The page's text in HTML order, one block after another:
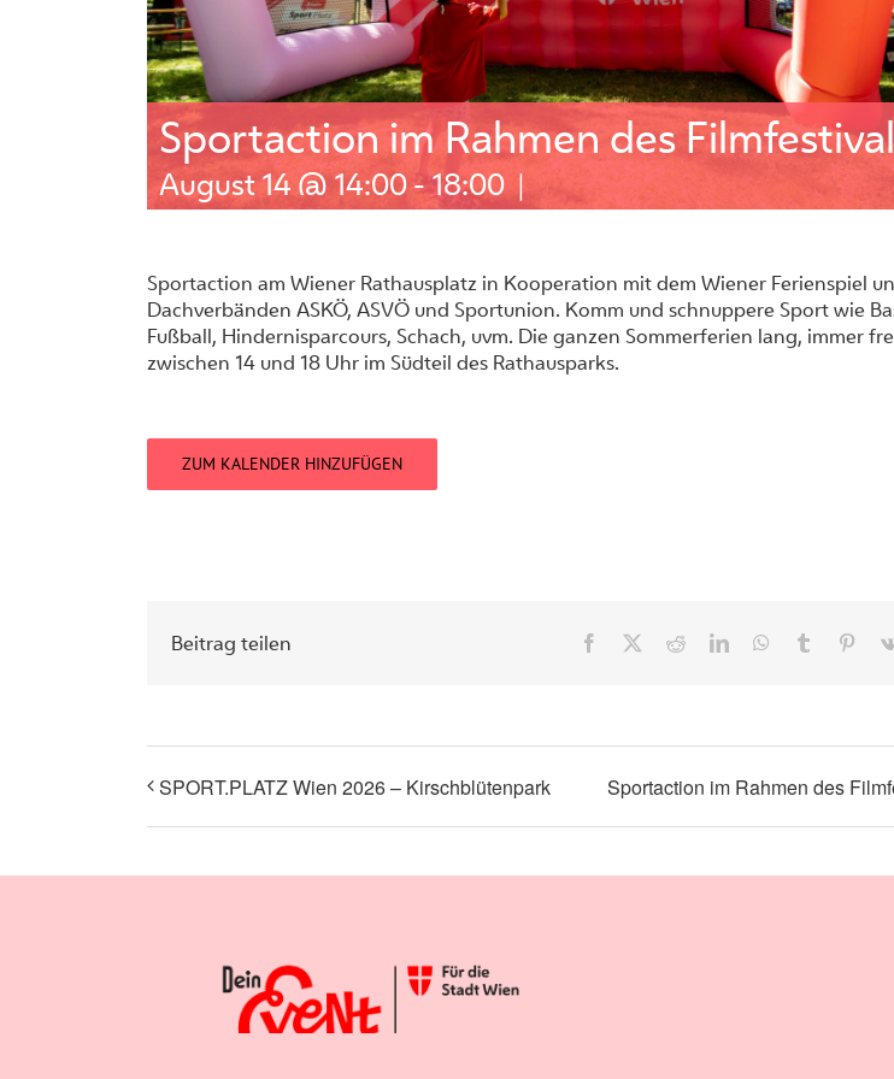
Sportaction im Rahmen des
August 14 @ 14:00-18:00 |
Sportaction am Wiener Rathausplatz in Kooperation mit dem Wiener Ferienspiel
Dachverbänden ASKÖ, ASVÖ und Sportunion. Komm und schnuppere Sport wie
Fußball, Hindernisparcours, Schach, uvm. Die ganzen Sommerferien lang, immer
zwischen 14 und 18 Uhr im Südteil des Rathausparks.
ZUM KALENDER HINZUFÜGEN
Beitrag teilen Facebook RedditLinkedInWhatsApp
Tumblr
SPORT.PLATZ Wien 2026 – Kirschblütenpark Sportaction im Rahmen des